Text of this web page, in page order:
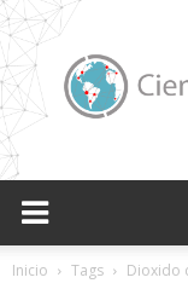
Inicio Tags Dioxido